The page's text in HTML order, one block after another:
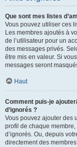
Que sont mes listes
Vous pouvez utiliser ces
Les membres ajoutés à
de l’utilisateur pour un
des messages privés.
être mis en valeur. Si
messages seront
Haut
Comment puis-je
d’ignorés ?
Vous pouvez ajouter des
profil de chaque membre,
d’ignorés. Ou, depuis
directement des